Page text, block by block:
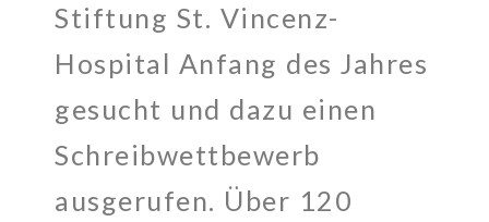
Stiftung St. Vincenz-
Hospital Anfang des Jahres
gesucht und dazu einen
Schreibwettbewerb
ausgerufen. Über 120